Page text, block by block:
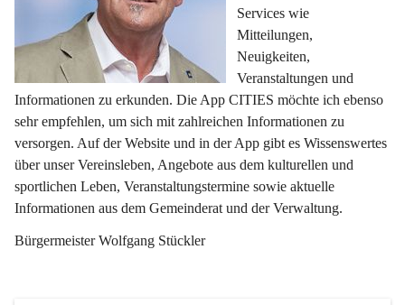
Services wie
Mitteilungen,
Neuigkeiten,
Veranstaltungen und
Informationen zu erkunden. Die App CITIES möchte ich ebenso
sehr empfehlen, um sich mit zahlreichen Informationen zu
versorgen. Auf der Website und in der App gibt es Wissenswertes
über unser Vereinsleben, Angebote aus dem kulturellen und
sportlichen Leben, Veranstaltungstermine sowie aktuelle
Informationen aus dem Gemeinderat und der Verwaltung.
Bürgermeister Wolfgang Stückler